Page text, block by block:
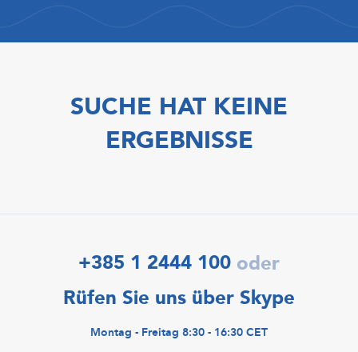
SUCHE HAT KEINE
ERGEBNISSE
+385 1 2444 100 oder
Rüfen Sie uns über Skype
Montag - Freitag 8:30 - 16:30 CET